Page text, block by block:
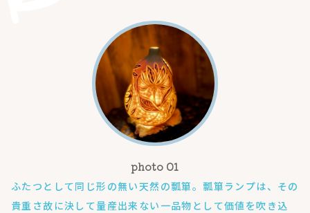
ふたつとして同じ形の無い天然の瓢箪。瓢箪ランプは、その
貴重さ故に決して量産出来ない一品物として価値を吹き込